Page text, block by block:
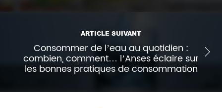
ARTICLE SUIVANT
Consommer de l’eau au quotidien :
combien, comment… l’Anses éclaire sur
les bonnes pratiques de consommation